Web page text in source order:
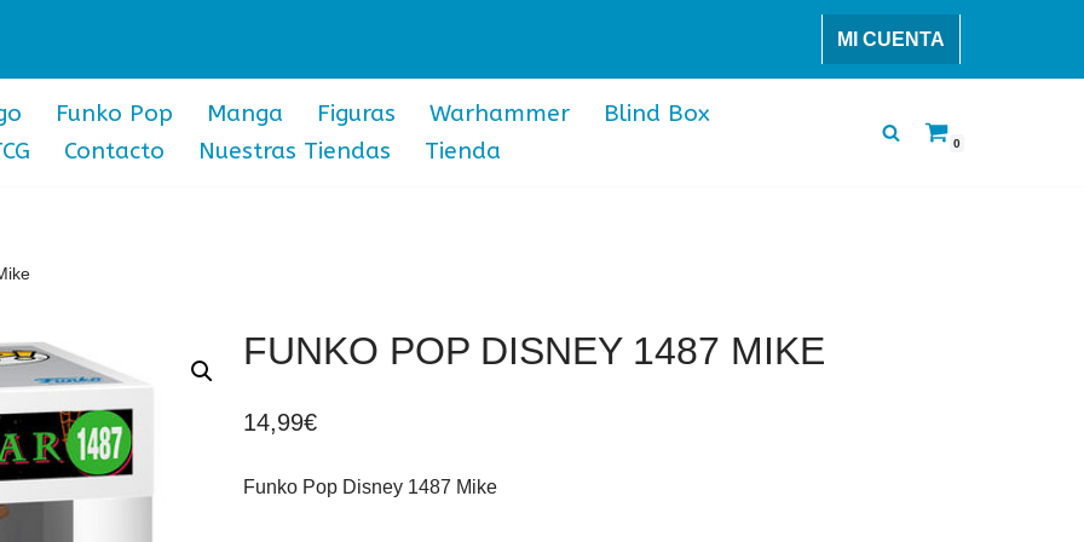
MI CUENTA
Funko Pop Manga Figuras Warhammer
Blind Box
Contacto Nuestras Tiendas Tienda 0
FUNKO POP DISNEY 1487 MIKE
14,99€
Funko Pop Disney 1487 Mike